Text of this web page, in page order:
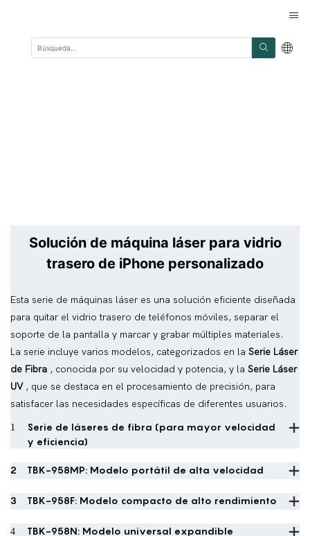
Solución de máquina láser para vidrio
trasero de iPhone personalizado
Esta serie de máquinas láser es una solución eficiente diseñada
para quitar el vidrio trasero de teléfonos móviles, separar el
soporte de la pantalla y marcar y grabar múltiples materiales.
La serie incluye varios modelos, categorizados en la Serie Láser
de Fibra , conocida por su velocidad y potencia, y la Serie Láser
UV, que se destaca en el procesamiento de precisión, para
satisfacer las necesidades específicas de diferentes usuarios.
1
Serie de láseres de fibra (para mayor velocidad
y eficiencia)
2 TBK-958MP: Modelo portátil de alta velocidad
3 TBK-958F: Modelo compacto de alto rendimiento
4 TBK-958N: Modelo universal expandible